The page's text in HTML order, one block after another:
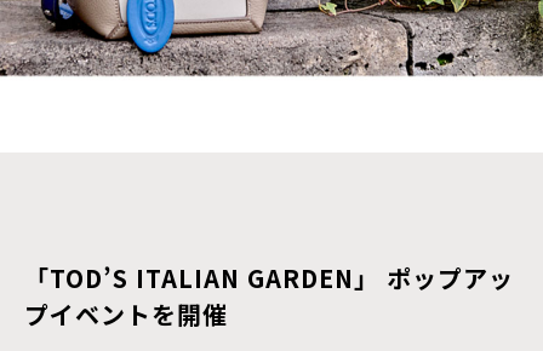
「TOD’S ITALIAN GARDEN」 ポップアッ
プイベントを開催